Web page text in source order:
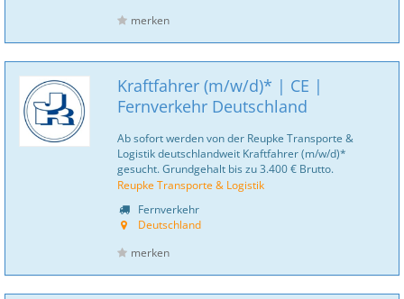
merken
Kraftfahrer (m/w/d)* | CE |
Fernverkehr Deutschland
Ab sofort werden von der Reupke Transporte &
Logistik deutschlandweit Kraftfahrer (m/w/d)*
gesucht. Grundgehalt bis zu 3.400 € Brutto.
Reupke Transporte & Logistik
Fernverkehr
Deutschland
merken